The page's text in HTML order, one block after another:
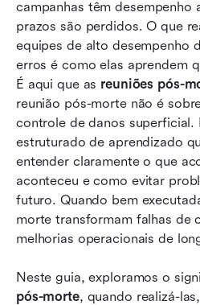
campanhas têm desempenho
prazos são perdidos. O que
equipes de alto desempenho
erros é como elas aprendem
É aqui que as reuniões pós-
reunião pós-morte não é
controle de danos superficial.
estruturado de aprendizado
entender claramente o que
aconteceu e como evitar
futuro. Quando bem
morte transformam falhas de
melhorias operacionais de
Neste guia, exploramos o
pós-morte, quando realizá-
Conclusão
Perguntas frequentes
Leitura relacionada